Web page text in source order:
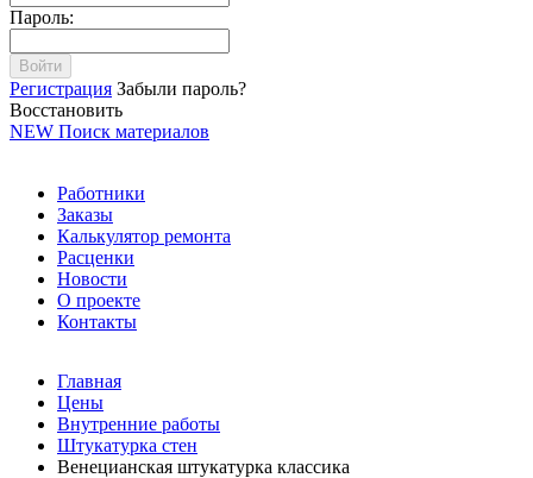
Пароль:
Войти
Регистрация Забыли пароль?
Восстановить
NEW Поиск материалов
Работники
Заказы
Калькулятор ремонта
Расценки
Новости
О проекте
Контакты
Главная
Цены
Внутренние работы
Штукатурка стен
Венецианская штукатурка классика